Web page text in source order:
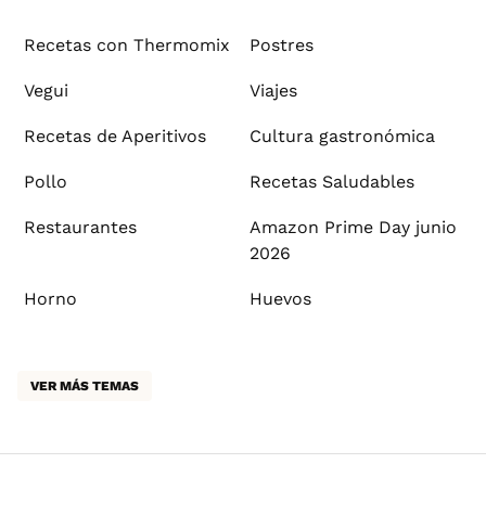
Recetas con Thermomix Postres
Vegui Viajes
Recetas de Aperitivos Cultura gastronómica
Pollo Recetas Saludables
Restaurantes
Amazon Prime Day junio
2026
Horno Huevos
VER MÁS TEMAS